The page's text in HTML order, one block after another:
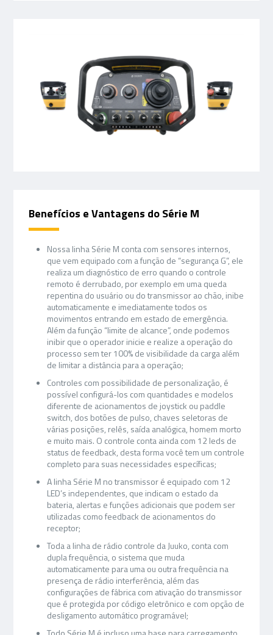
Benefícios e Vantagens do Série M
Nossa linha Série M conta com sensores internos,
que vem equipado com a função de “segurança G”, ele
realiza um diagnóstico de erro quando o controle
remoto é derrubado, por exemplo em uma queda
repentina do usuário ou do transmissor ao chão, inibe
automaticamente e imediatamente todos os
movimentos entrando em estado de emergência.
Além da função “limite de alcance”, onde podemos
inibir que o operador inicie e realize a operação do
processo sem ter 100% de visibilidade da carga além
de limitar a distância para a operação;
Controles com possibilidade de personalização, é
possível configurá-los com quantidades e modelos
diferente de acionamentos de joystick ou paddle
switch, dos botões de pulso, chaves seletoras de
várias posições, relês, saída analógica, homem morto
e muito mais. O controle conta ainda com 12 leds de
status de feedback, desta forma você tem um controle
completo para suas necessidades específicas;
A linha Série M no transmissor é equipado com 12
LED’s independentes, que indicam o estado da
bateria, alertas e funções adicionais que podem ser
utilizadas como feedback de acionamentos do
receptor;
Toda a linha de rádio controle da Juuko, conta com
dupla frequência, o sistema que muda
automaticamente para uma ou outra frequência na
presença de rádio interferência, além das
configurações de fábrica com ativação do transmissor
que é protegida por código eletrônico e com opção de
desligamento automático programável;